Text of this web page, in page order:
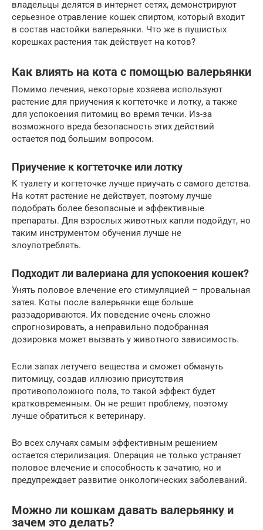
владельцы делятся в интернет сетях, демонстрируют
серьезное отравление кошек спиртом, который входит
в состав настойки валерьянки. Что же в пушистых
корешках растения так действует на котов?
Как влиять на кота с помощью валерьянки
Помимо лечения, некоторые хозяева используют
растение для приучения к когтеточке и лотку, а также
для успокоения питомиц во время течки. Из-за
возможного вреда безопасность этих действий
остается под большим вопросом.
Приучение к когтеточке или лотку
К туалету и когтеточке лучше приучать с самого детства.
На котят растение не действует, поэтому лучше
подобрать более безопасные и эффективные
препараты. Для взрослых животных капли подойдут, но
таким инструментом обучения лучше не
злоупотреблять.
Подходит ли валериана для успокоения кошек?
Унять половое влечение его стимуляцией – провальная
затея. Коты после валерьянки еще больше
раззадориваются. Их поведение очень сложно
спрогнозировать, а неправильно подобранная
дозировка может вызвать у животного зависимость.
Если запах летучего вещества и сможет обмануть
питомицу, создав иллюзию присутствия
противоположного пола, то такой эффект будет
кратковременным. Он не решит проблему, поэтому
лучше обратиться к ветеринару.
Во всех случаях самым эффективным решением
остается стерилизация. Операция не только устраняет
половое влечение и способность к зачатию, но и
предупреждает развитие онкологических заболеваний.
Можно ли кошкам давать валерьянку и
зачем это делать?